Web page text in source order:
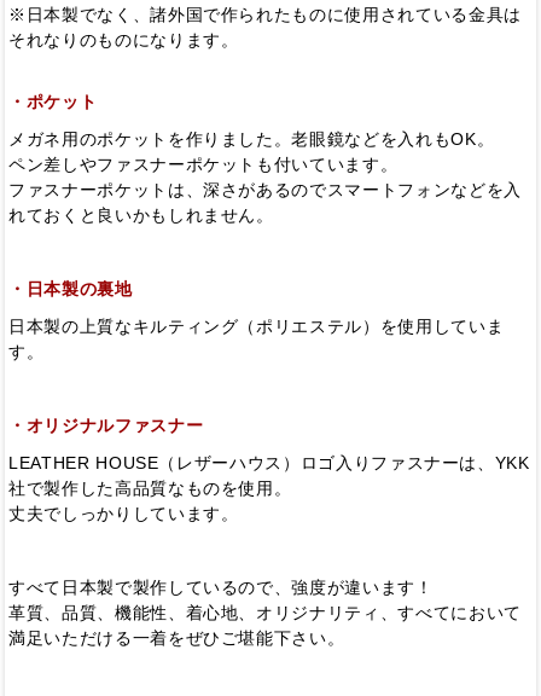
※日本製でなく、諸外国で作られたものに使用されている金具は
それなりのものになります。
・ポケット
メガネ用のポケットを作りました。老眼鏡などを入れもOK。
ペン差しやファスナーポケットも付いています。
ファスナーポケットは、深さがあるのでスマートフォンなどを入
れておくと良いかもしれません。
・日本製の裏地
日本製の上質なキルティング（ポリエステル）を使用していま
す。
・オリジナルファスナー
LEATHER HOUSE（レザーハウス）ロゴ入りファスナーは、YKK
社で製作した高品質なものを使用。
丈夫でしっかりしています。
すべて日本製で製作しているので、強度が違います！
革質、品質、機能性、着心地、オリジナリティ、すべてにおいて
満足いただける一着をぜひご堪能下さい。